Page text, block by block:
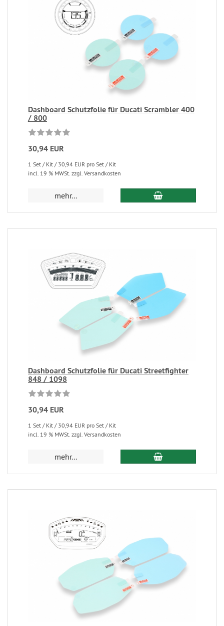
Dashboard Schutzfolie für Ducati Scrambler 400
/ 800
30,94 EUR
1 Set / Kit / 30,94 EUR pro Set / Kit
incl. 19 % MWSt. zzgl. Versandkosten
mehr...
Dashboard Schutzfolie für Ducati Streetfighter
848 / 1098
30,94 EUR
1 Set / Kit / 30,94 EUR pro Set / Kit
incl. 19 % MWSt. zzgl. Versandkosten
mehr...